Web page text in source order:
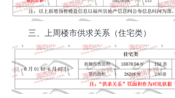
三、上周楼市供求关系（住宅类）